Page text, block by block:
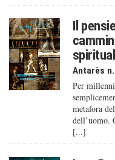
Il
Antarès
Per
metafora
dell’uomo.
[...]